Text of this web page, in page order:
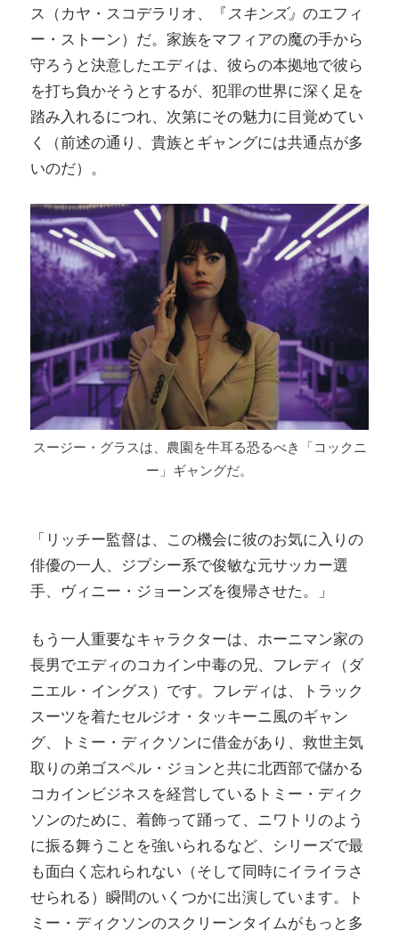
ス（カヤ・スコデラリオ、『スキンズ』 のエフィ
ー・ストーン）だ。家族をマフィアの魔の手から
守ろうと決意したエディは、彼らの本拠地で彼ら
を打ち負かそうとするが、犯罪の世界に深く足を
踏み入れるにつれ、次第にその魅力に目覚めてい
く（前述の通り、貴族とギャングには共通点が多
いのだ）。
スージー・グラスは、農園を牛耳る恐るべき「コックニ
ー」ギャングだ。
「リッチー監督は、この機会に彼のお気に入りの
俳優の一人、ジプシー系で俊敏な元サッカー選
手、ヴィニー・ジョーンズを復帰させた。」
もう一人重要なキャラクターは、ホーニマン家の
長男でエディのコカイン中毒の兄、フレディ（ダ
ニエル・イングス）です。フレディは、トラック
スーツを着たセルジオ・タッキーニ風のギャン
グ、トミー・ディクソンに借金があり、救世主気
取りの弟ゴスペル・ジョンと共に北西部で儲かる
コカインビジネスを経営しているトミー・ディク
ソンのために、着飾って踊って、ニワトリのよう
に振る舞うことを強いられるなど、シリーズで最
も面白く忘れられない（そして同時にイライラさ
せられる）瞬間のいくつかに出演しています。ト
ミー・ディクソンのスクリーンタイムがもっと多